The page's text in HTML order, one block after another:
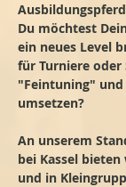
Du möchtest
ein neues Level
für Turniere
"Feintuning"
umsetzen?
An unserem
bei Kassel
und in